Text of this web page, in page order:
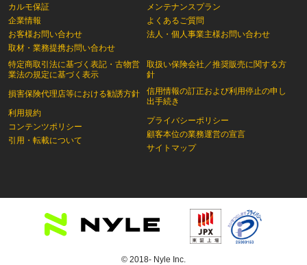
カルモ保証
企業情報
お客様お問い合わせ
取材・業務提携お問い合わせ
特定商取引法に基づく表記・古物営
業法の規定に基づく表示
損害保険代理店等における勧誘方針
利用規約
コンテンツポリシー
引用・転載について
メンテナンスプラン
よくあるご質問
法人・個人事業主様お問い合わせ
取扱い保険会社／推奨販売に関する方
針
信用情報の訂正および利用停止の申し
出手続き
プライバシーポリシー
顧客本位の業務運営の宣言
サイトマップ
© 2018- Nyle Inc.